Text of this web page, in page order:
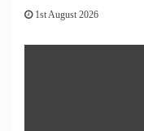
1st August 2026